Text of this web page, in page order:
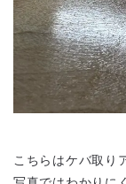
こちらはケバ取り